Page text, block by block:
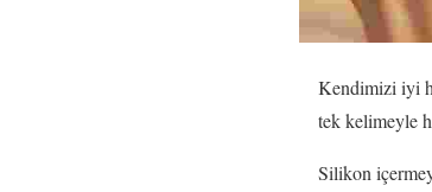
Kendimizi iyi
tek kelimeyle
Silikon